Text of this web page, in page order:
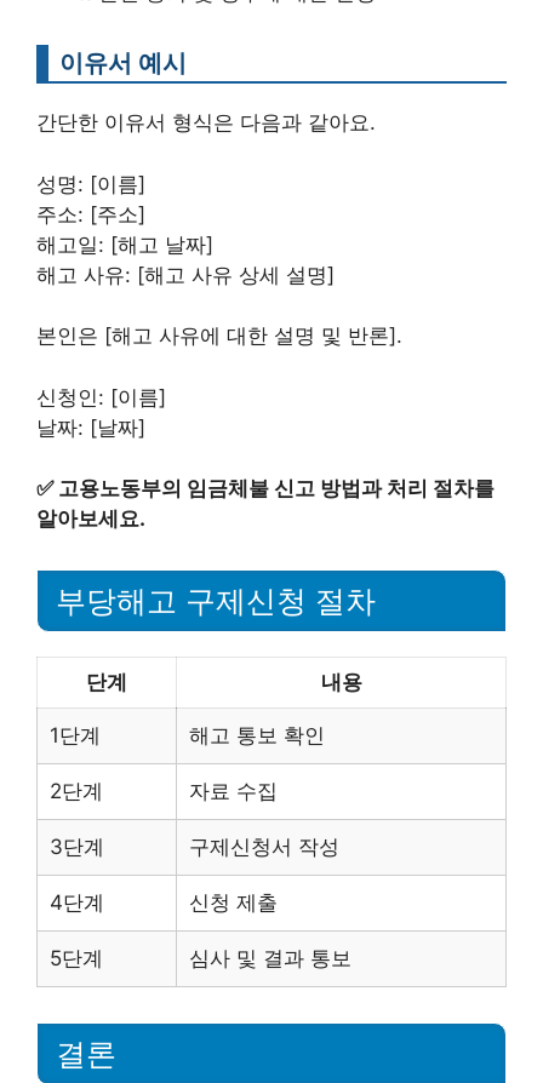
이유서 예시
간단한 이유서 형식은 다음과 같아요.
성명: [이름]
주소: [주소]
해고일: [해고 날짜]
해고 사유: [해고 사유 상세 설명]
본인은 [해고 사유에 대한 설명 및 반론].
신청인: [이름]
날짜: [날짜]
✅ 고용노동부의 임금체불 신고 방법과 처리 절차를
알아보세요.
부당해고 구제신청 절차
단계 내용
1단계 해고 통보 확인
2단계 자료 수집
3단계 구제신청서 작성
4단계 신청 제출
5단계 심사 및 결과 통보
결론